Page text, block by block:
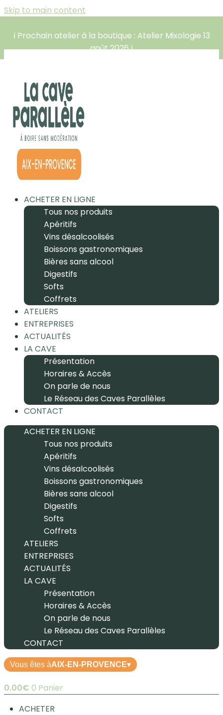
Skip to main content
ℹ️ Prochain atelier à la boutique : Atelier Mixologie 13
août 2026 ℹ️
ACHETER EN LIGNE
Tous nos produits
Apéritifs
Vins désalcoolisés
Boissons gastronomiques
Bières sans alcool
Digestifs
Softs
Coffrets
ATELIERS
ENTREPRISES
ACTUALITÉS
LA CAVE
Présentation
Horaires & Accès
On parle de nous
Le Réseau des Caves Parallèles
CONTACT
ACHETER EN LIGNE
Tous nos produits
Apéritifs
Vins désalcoolisés
Boissons gastronomiques
Bières sans alcool
Digestifs
Softs
Coffrets
ATELIERS
ENTREPRISES
ACTUALITÉS
LA CAVE
Présentation
Horaires & Accès
On parle de nous
Le Réseau des Caves Parallèles
CONTACT
Vous êtes àAIX-EN-PROVENCE▾
0.00€ 0 Panier
ACHETER